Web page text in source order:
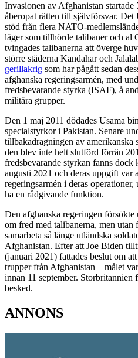
Invasionen av Afghanistan
åberopat rätten till självförsvar.
stöd från flera NATO-
läger som tillhörde talibaner och al
tvingades talibanerna att överge
större städerna Kandahar och
gerillakrig som har pågått sedan
afghanska regeringsarmén, med
fredsbevarande styrka (ISAF), å
militära grupper.
Den 1 maj 2011 dödades Usama
specialstyrkor i Pakistan. Senare
tillbakadragningen av amerikanska
den blev inte helt slutförd förrän
fredsbevarande styrkan fanns
augusti 2021 och deras uppgift var
regeringsarmén i deras
ha en rådgivande funktion.
Den afghanska regeringen
om fred med talibanerna, men utan
samarbeta så länge utländska
Afghanistan. Efter att Joe Biden
(januari 2021) fattades beslut om
trupper från Afghanistan – målet
innan 11 september. Storbritannien
besked.
ANNONS